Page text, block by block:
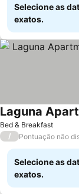
Selecione as
exatos.
Bed & Breakfast
/ Pontuação não
Selecione as
exatos.